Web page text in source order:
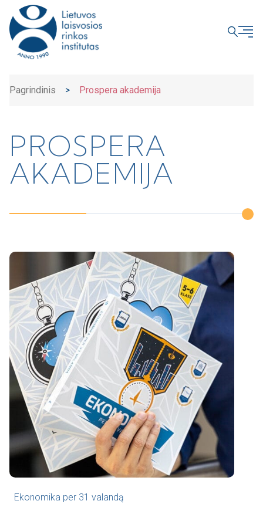
Pagrindinis > Prospera akademija
PROSPERA
AKADEMIJA
Ekonomika per 31 valandą
UŽDARYTI